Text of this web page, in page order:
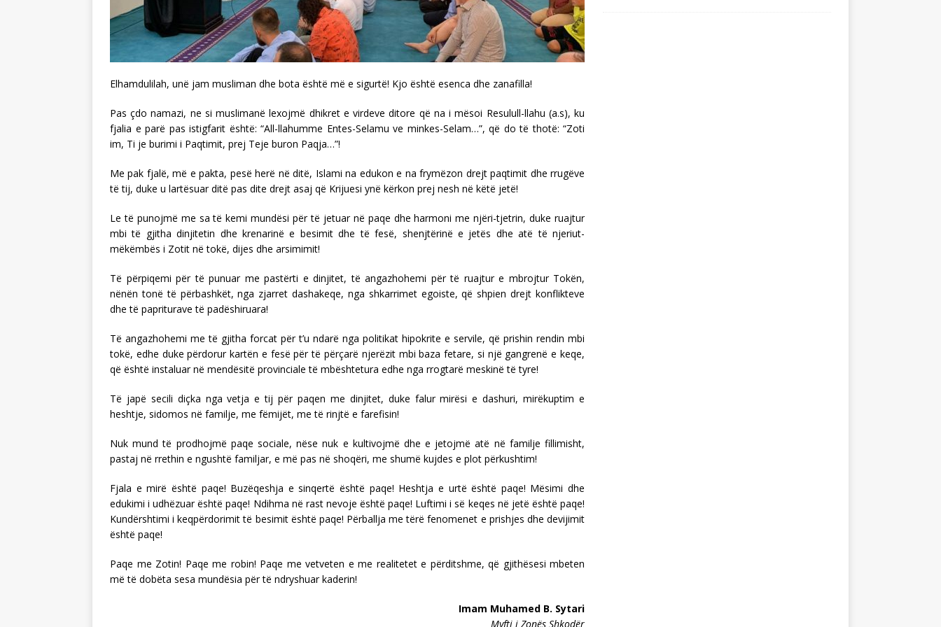
Elhamdulilah, unë jam musliman dhe bota është më e sigurtë! Kjo është esenca dhe zanafilla!
Pas çdo namazi, ne si muslimanë lexojmë dhikret e virdeve ditore që na i mësoi Resulull-llahu (a.s), ku
fjalia e parë pas istigfarit është: “All-llahumme Entes-Selamu ve minkes-Selam…”, që do të thotë: “Zoti
im, Ti je burimi i Paqtimit, prej Teje buron Paqja…”!
Me pak fjalë, më e pakta, pesë herë në ditë, Islami na edukon e na frymëzon drejt paqtimit dhe rrugëve
të tij, duke u lartësuar ditë pas dite drejt asaj që Krijuesi ynë kërkon prej nesh në këtë jetë!
Le të punojmë me sa të kemi mundësi për të jetuar në paqe dhe harmoni me njëri-tjetrin, duke ruajtur
mbi të gjitha dinjitetin dhe krenarinë e besimit dhe të fesë, shenjtërinë e jetës dhe atë të njeriut-
mëkëmbës i Zotit në tokë, dijes dhe arsimimit!
Të përpiqemi për të punuar me pastërti e dinjitet, të angazhohemi për të ruajtur e mbrojtur Tokën,
nënën tonë të përbashkët, nga zjarret dashakeqe, nga shkarrimet egoiste, që shpien drejt konflikteve
dhe të papriturave të padëshiruara!
Të angazhohemi me të gjitha forcat për t’u ndarë nga politikat hipokrite e servile, që prishin rendin mbi
tokë, edhe duke përdorur kartën e fesë për të përçarë njerëzit mbi baza fetare, si një gangrenë e keqe,
që është instaluar në mendësitë provinciale të mbështetura edhe nga rrogtarë meskinë të tyre!
Të japë secili diçka nga vetja e tij për paqen me dinjitet, duke falur mirësi e dashuri, mirëkuptim e
heshtje, sidomos në familje, me fëmijët, me të rinjtë e farefisin!
Nuk mund të prodhojmë paqe sociale, nëse nuk e kultivojmë dhe e jetojmë atë në familje fillimisht,
pastaj në rrethin e ngushtë familjar, e më pas në shoqëri, me shumë kujdes e plot përkushtim!
Fjala e mirë është paqe! Buzëqeshja e sinqertë është paqe! Heshtja e urtë është paqe! Mësimi dhe
edukimi i udhëzuar është paqe! Ndihma në rast nevoje është paqe! Luftimi i së keqes në jetë është paqe!
Kundërshtimi i keqpërdorimit të besimit është paqe! Përballja me tërë fenomenet e prishjes dhe devijimit
është paqe!
Paqe me Zotin! Paqe me robin! Paqe me vetveten e me realitetet e përditshme, që gjithësesi mbeten
më të dobëta sesa mundësia për të ndryshuar kaderin!
Imam Muhamed B. Sytari
Myfti i Zonës Shkodër